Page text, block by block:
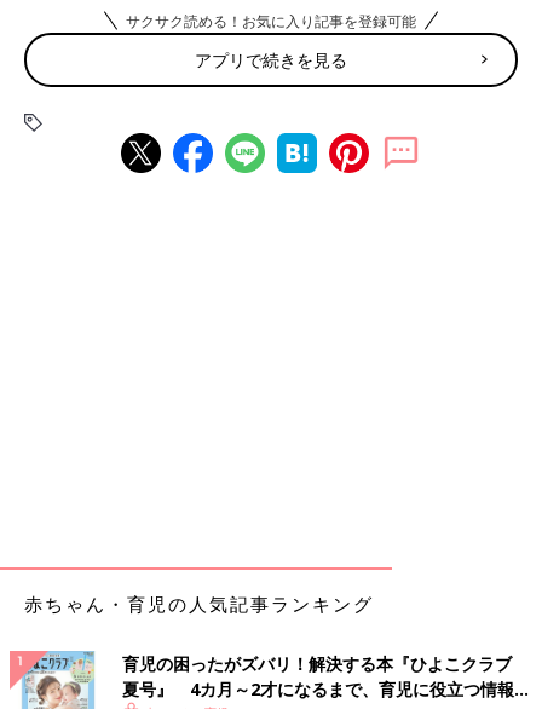
サクサク読める！お気に入り記事を登録可能
アプリで続きを見る
赤ちゃん・育児の人気記事ランキング
育児の困ったがズバリ！解決する本『ひよこクラブ
夏号』 4カ月～2才になるまで、育児に役立つ情報が